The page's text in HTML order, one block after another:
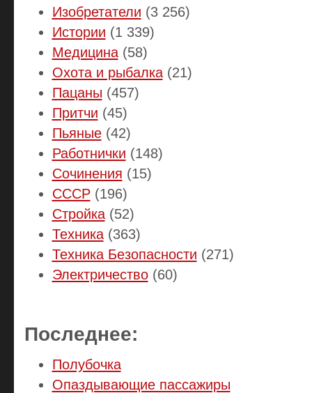
Изобретатели (3 256)
Истории (1 339)
Медицина(58)
Охота и рыбалка(21)
Пацаны (457)
Притчи (45)
Пьяные(42)
Работнички (148)
Сочинения (15)
СССР(196)
Стройка(52)
Техника(363)
Техника Безопасности (271)
Электричество(60)
Последнее:
Полубочка
Опаздывающие пассажиры